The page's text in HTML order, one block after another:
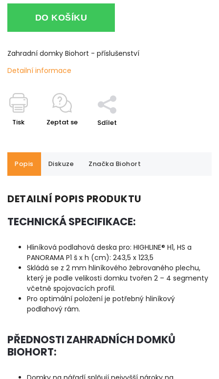
DO KOŠÍKU
Zahradní domky Biohort - příslušenství
Detailní informace
Tisk Zeptat se Sdílet
Popis Diskuze Značka Biohort
DETAILNÍ POPIS PRODUKTU
TECHNICKÁ SPECIFIKACE:
Hliníková podlahová deska pro: HIGHLINE® H1, HS a
PANORAMA P1 š x h (cm): 243,5 x 123,5
Skládá se z 2 mm hliníkového žebrovaného plechu,
který je podle velikosti domku tvořen 2 – 4 segmenty
včetně spojovacích profil.
Pro optimální položení je potřebný hliníkový
podlahový rám.
PŘEDNOSTI ZAHRADNÍCH DOMKŮ
BIOHORT: